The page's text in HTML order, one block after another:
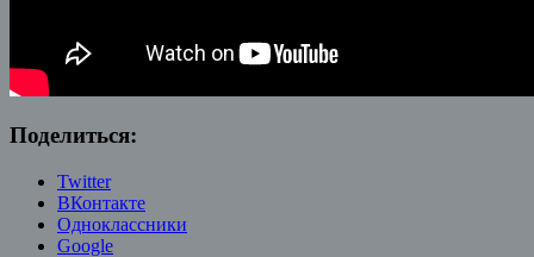
Поделиться:
Twitter
ВКонтакте
Одноклассники
Google